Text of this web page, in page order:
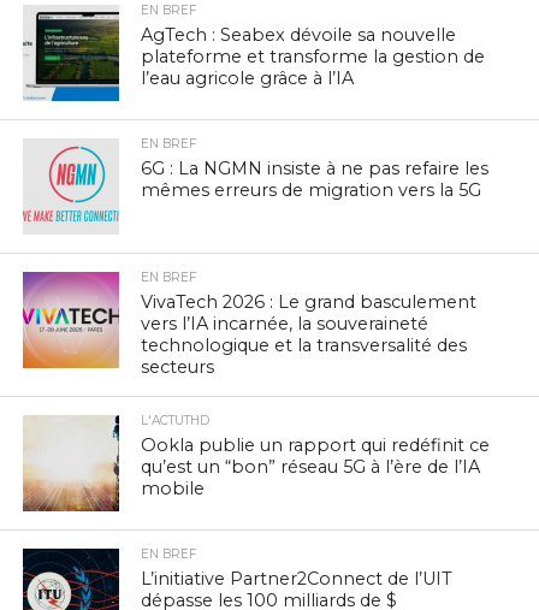
EN BREF
AgTech : Seabex dévoile sa nouvelle
plateforme et transforme la gestion de
l’eau agricole grâce à l’IA
EN BREF
6G : La NGMN insiste à ne pas refaire les
mêmes erreurs de migration vers la 5G
EN BREF
VivaTech 2026 : Le grand basculement
vers l’IA incarnée, la souveraineté
technologique et la transversalité des
secteurs
L'ACTUTHD
Ookla publie un rapport qui redéfinit ce
qu’est un “bon” réseau 5G à l’ère de l’IA
mobile
EN BREF
L’initiative Partner2Connect de l’UIT
dépasse les 100 milliards de $